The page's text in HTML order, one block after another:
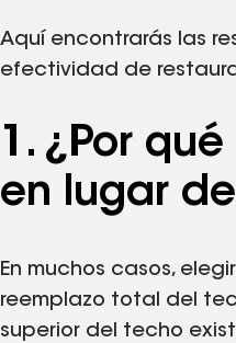
Aquí encontrarás las
efectividad de
1. ¿Por
en lugar
En muchos casos,
reemplazo total del
superior del techo